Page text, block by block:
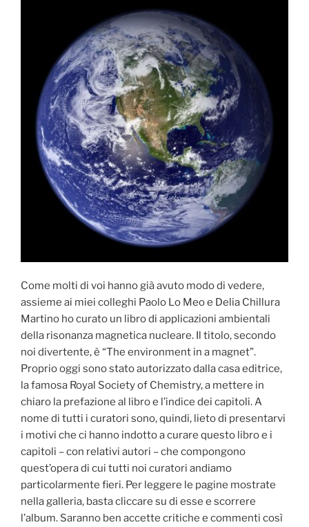
Come molti di voi hanno già avuto modo di vedere,
assieme ai miei colleghi Paolo Lo Meo e Delia Chillura
Martino ho curato un libro di applicazioni ambientali
della risonanza magnetica nucleare. Il titolo, secondo
noi divertente, è “The environment in a magnet”.
Proprio oggi sono stato autorizzato dalla casa editrice,
la famosa Royal Society of Chemistry, a mettere in
chiaro la prefazione al libro e l’indice dei capitoli. A
nome di tutti i curatori sono, quindi, lieto di presentarvi
i motivi che ci hanno indotto a curare questo libro e i
capitoli – con relativi autori – che compongono
quest’opera di cui tutti noi curatori andiamo
particolarmente fieri. Per leggere le pagine mostrate
nella galleria, basta cliccare su di esse e scorrere
l’album. Saranno ben accette critiche e commenti così